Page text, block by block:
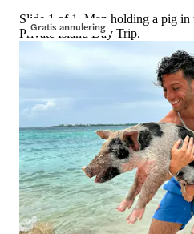
Gratis annulering
Slide 1 of 1, Man holding a pig in
Private Island Day Trip.